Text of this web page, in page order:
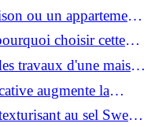
ou un appartement
et astuces ?
choisir cette
?
travaux d'une maison
augmente la
?au sel Sweet